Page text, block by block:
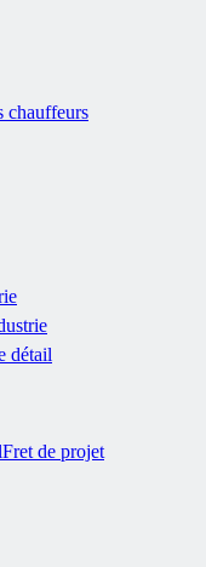
chauffeurs
détail
Fret de projet